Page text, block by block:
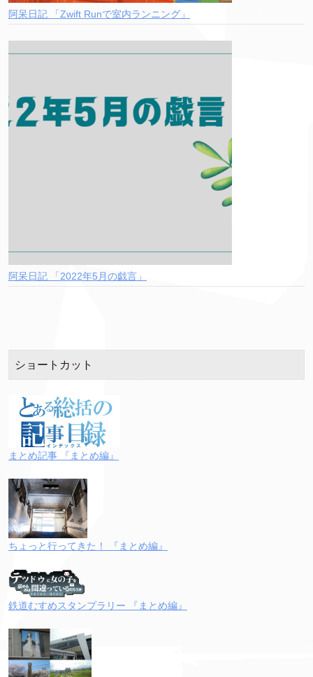
阿呆日記 「Zwift Runで室内ランニング」
阿呆日記 「2022年5月の戯言」
ショートカット
まとめ記事 『まとめ編』
ちょっと行ってきた！ 『まとめ編』
鉄道むすめスタンプラリー 『まとめ編』